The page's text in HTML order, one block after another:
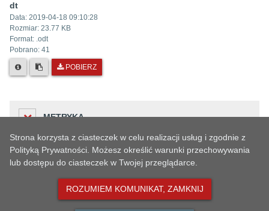
dt
Data: 2019-04-18 09:10:28
Rozmiar: 23.77 KB
Format: .odt
Pobrano: 41
POBIERZ
METRYKA
Liczba odwiedzin
Podmiot udostępniający informację
Urząd Miejski w Oławie
Strona korzysta z ciasteczek w celu realizacji usług i zgodnie z
Polityką Prywatności. Możesz określić warunki przechowywania
lub dostępu do ciasteczek w Twojej przeglądarce.
ROZUMIEM KOMUNIKAT, ZAMKNIJ